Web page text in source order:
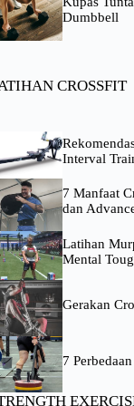
Dumbbell
CROSSFIT
Interval
7 Manfaat
dan
Latihan
Mental
Gerakan
7